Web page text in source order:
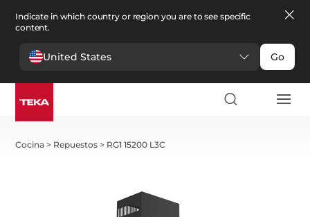
Indicate in which country or region you are to see specific
content.
United States Go
Cocina > Repuestos > RG1 15200 L3C